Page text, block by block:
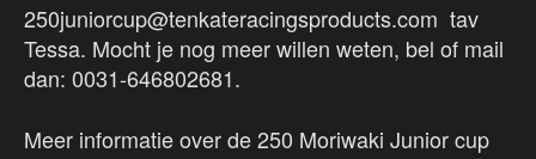
250juniorcup@tenkateracingsproducts.com tav
Tessa. Mocht je nog meer willen weten, bel of mail
dan: 0031-646802681.
Meer informatie over de 250 Moriwaki Junior cup